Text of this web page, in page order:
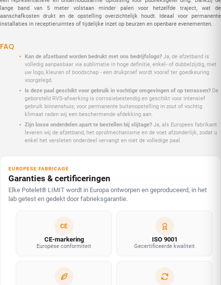
lange band van 5 meter volstaan minder palen voor hetzelfde traject, wat de
aanschafkosten drukt en de opstelling overzichtelijk houdt. Ideaal voor permanente
installaties in receptieruimtes of tijdelijke inzet op beurzen en openbare evenementen.
FAQ
Kan de afzetband worden bedrukt met ons bedrijfslogo? Ja, de afzetband is
volledig aanpasbaar via sublimatie in hoge definitie, enkel- of dubbelzijdig, met
uw logo, kleuren of boodschap - een drukproef wordt vooraf ter goedkeuring
voorgelegd.
Is deze paal geschikt voor gebruik in vochtige omgevingen of op terrassen? De
geborsteld RVS-afwerking is corrosiebestendig en geschikt voor intensief
gebruik binnenshuis; voor permanente buitenopstelling in zout of vochtig
klimaat raden wij een beschermende afdekking aan.
Zijn losse onderdelen apart te bestellen bij slijtage? Ja, als Europees fabrikant
leveren wij de afzetband, het oprolmechanisme en de voet afzonderlijk, zodat u
enkel het versleten onderdeel vervangt en niet de volledige paal.
EUROPESE FABRICAGE
Garanties & certificeringen
Elke Potelet® LIMIT wordt in Europa ontworpen en geproduceerd, in het
lab getest en gedekt door fabrieksgarantie.
CE
CE-markering
Europese conformiteit
ISO 9001
Gecertificeerde kwaliteit